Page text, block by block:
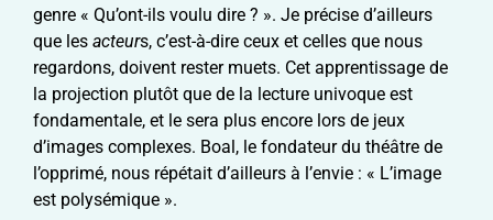
genre « Qu’ont-ils voulu dire ? ». Je précise d’ailleurs
que les acteurs, c’est-à-dire ceux et celles que nous
regardons, doivent rester muets. Cet apprentissage de
la projection plutôt que de la lecture univoque est
fondamentale, et le sera plus encore lors de jeux
d’images complexes. Boal, le fondateur du théâtre de
l’opprimé, nous répétait d’ailleurs à l’envie : « L’image
est polysémique ».